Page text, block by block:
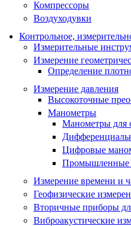
Компрессоры
Воздуходувки
Контрольное,
Измерительные
Измерение
Определение
Измерение давления
Высокоточные
Манометры
Манометры для
Цифровые
Промышленные
Измерение времени и
Геофизические
Вторичные приборы
Виброакустические